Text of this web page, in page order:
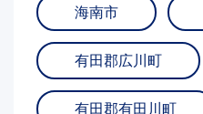
海南市
有田郡広川町
有田郡有田川町